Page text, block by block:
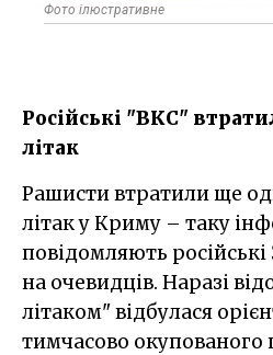
Фото ілюстративне
Російські "ВКС"
літак
Рашисти втратили ще один свій військовий
літак у Криму – таку
повідомляють
на очевидців. Наразі
літаком" відбулася
тимчасово окупованого